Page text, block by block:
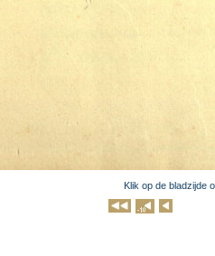
Klik op de bladzijde